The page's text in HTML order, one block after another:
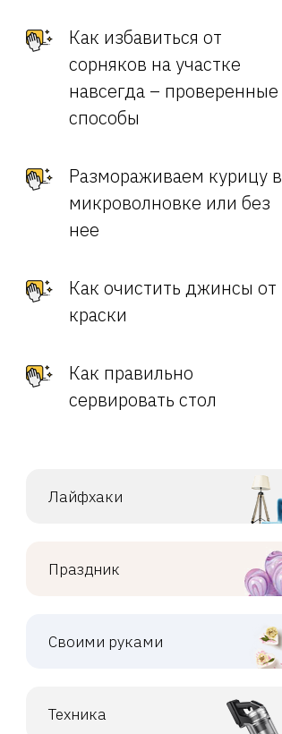
Как избавиться от
сорняков на участке
навсегда – проверенные
способы
Размораживаем курицу в
микроволновке или без
нее
Как очистить джинсы от
краски
Как правильно
сервировать стол
Лайфхаки
Праздник
Своими руками
Техника